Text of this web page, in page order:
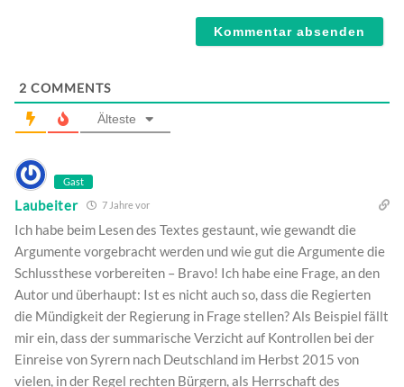
2 COMMENTS
Älteste
Gast
Laubeiter 7 Jahre vor
Ich habe beim Lesen des Textes gestaunt, wie gewandt die
Argumente vorgebracht werden und wie gut die Argumente die
Schlussthese vorbereiten – Bravo! Ich habe eine Frage, an den
Autor und überhaupt: Ist es nicht auch so, dass die Regierten
die Mündigkeit der Regierung in Frage stellen? Als Beispiel fällt
mir ein, dass der summarische Verzicht auf Kontrollen bei der
Einreise von Syrern nach Deutschland im Herbst 2015 von
vielen, in der Regel rechten Bürgern, als Herrschaft des